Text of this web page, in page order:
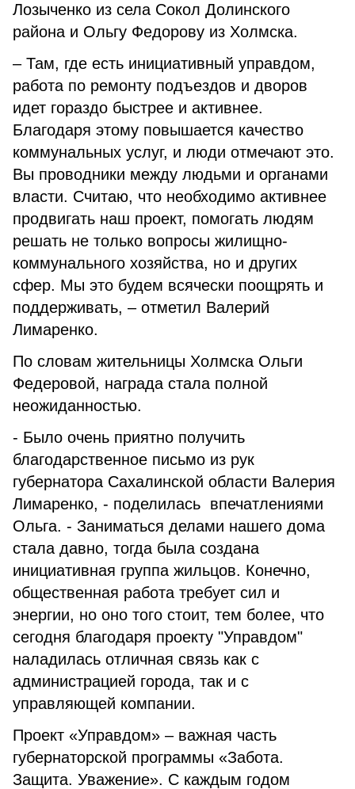
Лозыченко из села Сокол Долинского
района и Ольгу Федорову из Холмска.
– Там, где есть инициативный управдом,
работа по ремонту подъездов и дворов
идет гораздо быстрее и активнее.
Благодаря этому повышается качество
коммунальных услуг, и люди отмечают это.
Вы проводники между людьми и органами
власти. Считаю, что необходимо активнее
продвигать наш проект, помогать людям
решать не только вопросы жилищно-
коммунального хозяйства, но и других
сфер. Мы это будем всячески поощрять и
поддерживать, – отметил Валерий
Лимаренко.
По словам жительницы Холмска Ольги
Федеровой, награда стала полной
неожиданностью.
- Было очень приятно получить
благодарственное письмо из рук
губернатора Сахалинской области Валерия
Лимаренко, - поделилась впечатлениями
Ольга. - Заниматься делами нашего дома
стала давно, тогда была создана
инициативная группа жильцов. Конечно,
общественная работа требует сил и
энергии, но оно того стоит, тем более, что
сегодня благодаря проекту "Управдом"
наладилась отличная связь как с
администрацией города, так и с
управляющей компании.
Проект «Управдом» – важная часть
губернаторской программы «Забота.
Защита. Уважение». С каждым годом